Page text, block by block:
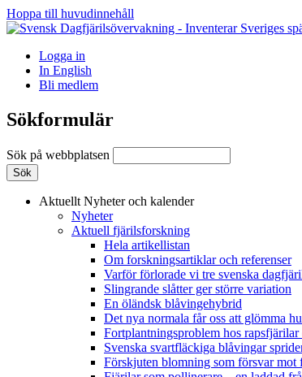
Hoppa till huvudinnehåll
Logga in
In English
Bli medlem
Sökformulär
Sök på webbplatsen
Aktuellt Nyheter och kalender
Nyheter
Aktuell fjärilsforskning
Hela artikellistan
Om forskningsartiklar och referenser
Varför förlorade vi tre svenska
Slingrande slåtter ger större variation
En öländsk blåvingehybrid
Det nya normala får oss att glömma
Fortplantningsproblem hos rapsfjärilar
Svenska svartfläckiga blåvingar
Förskjuten blomning som försvar mot